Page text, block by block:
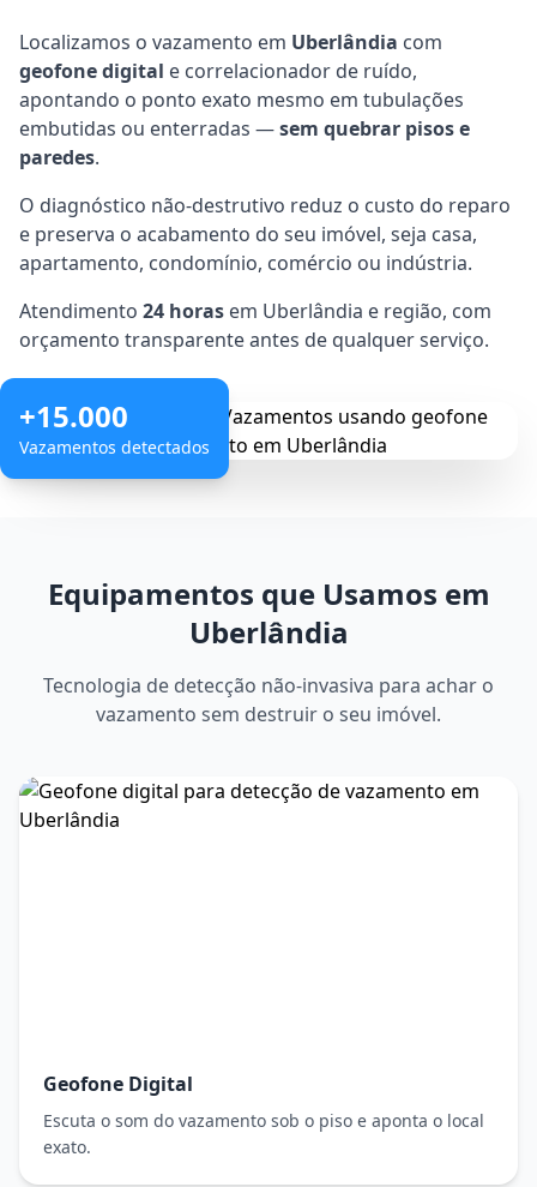
Localizamos o vazamento em Uberlândia com
geofone digital e correlacionador de ruído,
apontando o ponto exato mesmo em tubulações
embutidas ou enterradas —sem quebrar pisos e
paredes.
O diagnóstico não-destrutivo reduz o custo do reparo
e preserva o acabamento do seu imóvel, seja casa,
apartamento, condomínio, comércio ou indústria.
Atendimento 24 horas em Uberlândia e região, com
orçamento transparente antes de qualquer serviço.
+15.000
Vazamentos detectados
Equipamentos que Usamos em
Uberlândia
Tecnologia de detecção não-invasiva para achar o
vazamento sem destruir o seu imóvel.
Geofone Digital
Escuta o som do vazamento sob o piso e aponta o local
exato.